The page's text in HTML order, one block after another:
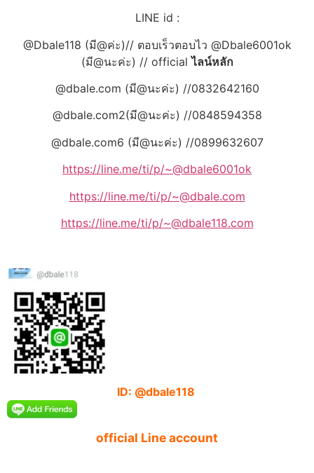
LINE id :
@Dbale118 (มี@ค่ะ)// ตอบเร็วตอบไว @Dbale6001ok
(มี@นะค่ะ) // officialไลน์หลัก
@dbale.com (มี@นะค่ะ) //0832642160
@dbale.com2(มี@นะค่ะ) //0848594358
@dbale.com6 (มี@นะค่ะ) //0899632607
https://line.me/ti/p/~@dbale6001ok
https://line.me/ti/p/~@dbale.com
https://line.me/ti/p/~@dbale118.com
ID: @dbale118
official Line account